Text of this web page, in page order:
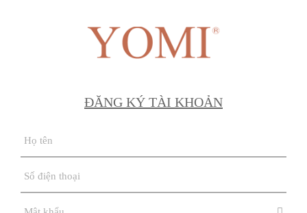
ĐĂNG KÝ TÀI KHOẢN